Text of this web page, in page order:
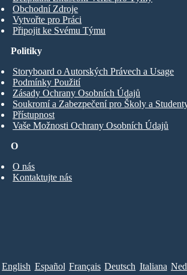
Obchodní Zdroje
Vytvořte pro Práci
Připojit ke Svému Týmu
O
O nás
Kontaktujte nás
Politiky
Storyboard o Autorských Právech a Usage
Podmínky Použití
Zásady Ochrany Osobních Údajů
Soukromí a Zabezpečení pro Školy a
Přístupnost
Vaše Možnosti Ochrany Osobních Údajů
English Español Français Deutsch Italiana